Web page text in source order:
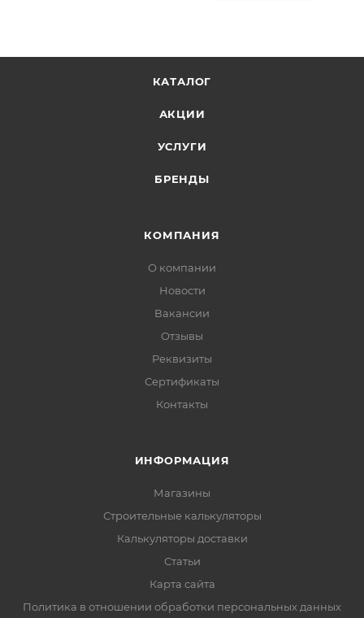
КАТАЛОГ
АКЦИИ
УСЛУГИ
БРЕНДЫ
КОМПАНИЯ
О компании
Новости
Вакансии
Отзывы
Реквизиты
Сертификаты
Контакты
ИНФОРМАЦИЯ
Магазины
Строительные калькуляторы
Калькуляторы доставки
Статьи
Карта сайта
Политика в отношении обработки персональных данных